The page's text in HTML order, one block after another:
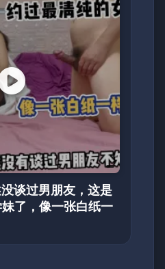
谈过男朋友，这是
了，像一张白纸一